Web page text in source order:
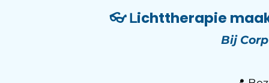
👓Lichttherapie
Bij